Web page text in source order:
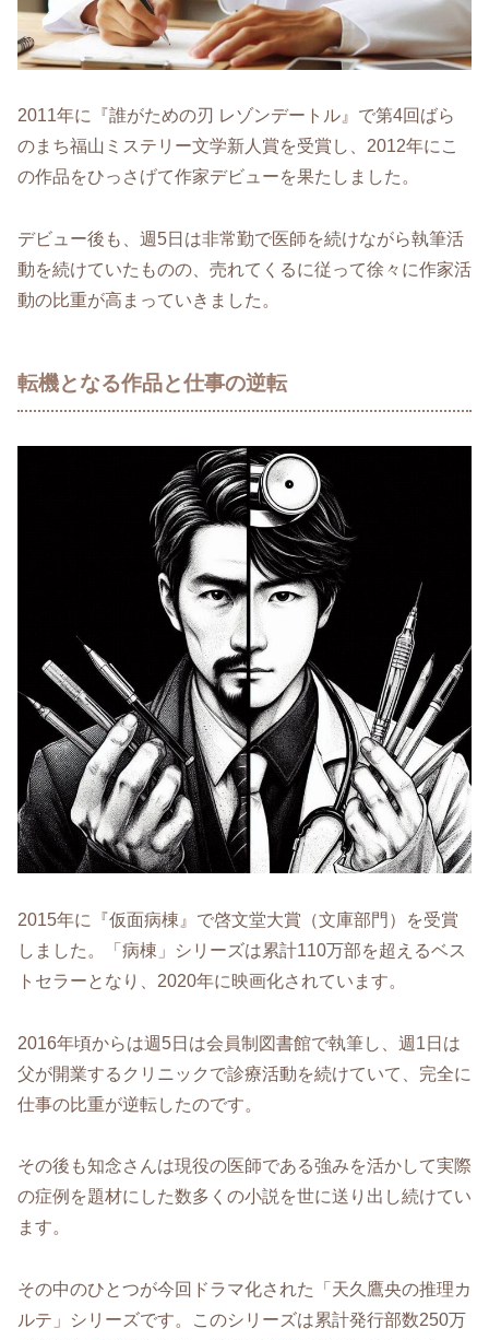
2011年に『誰がための刃 レゾンデートル』で第4回ばら
のまち福山ミステリー文学新人賞を受賞し、2012年にこ
の作品をひっさげて作家デビューを果たしました。
デビュー後も、週5日は非常勤で医師を続けながら執筆活
動を続けていたものの、売れてくるに従って徐々に作家活
動の比重が高まっていきました。
転機となる作品と仕事の逆転
2015年に『仮面病棟』で啓文堂大賞（文庫部門）を受賞
しました。「病棟」シリーズは累計110万部を超えるベス
トセラーとなり、2020年に映画化されています。
2016年頃からは週5日は会員制図書館で執筆し、週1日は
父が開業するクリニックで診療活動を続けていて、完全に
仕事の比重が逆転したのです。
その後も知念さんは現役の医師である強みを活かして実際
の症例を題材にした数多くの小説を世に送り出し続けてい
ます。
その中のひとつが今回ドラマ化された「天久鷹央の推理カ
ルテ」シリーズです。このシリーズは累計発行部数250万